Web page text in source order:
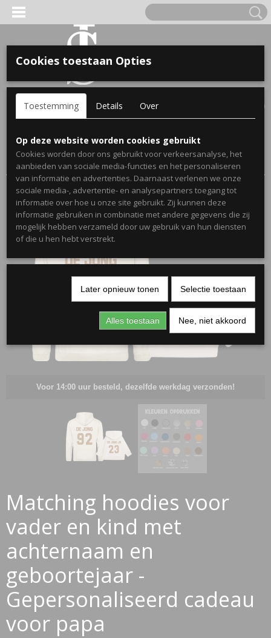
Inloggen Registreren
(0)
Home >Webshop>Cadeau's voor papa> Matching hoodies
voor vader en kind met achternaam en geboortejaar -
Gepersonaliseerd cadeau voor papa
Voor 14:00 uur besteld, dezelfde werkdag verzonden!
Matching hoodies voor
vader en kind met
achternaam en
geboortejaar -
Gepersonaliseerd cadeau
voor papa
VOOR KINDEREN
OPA & OMA.
NAAM EN GEBOORTEJAAR
Cookies toestaan Opties
Toestemming Details Over
Op deze website worden cookies gebruikt
Cookies worden door ons gebruikt voor verkeersanalyse, het
aanbieden van sociale media-functies en het personaliseren
van informatie en advertenties. Daarnaast verlenen we onze
sociale media-, advertentie- en analysepartners toegang tot
informatie over hoe u onze site gebruikt. Zij kunnen deze
informatie gebruiken in combinatie met andere gegevens die zij
mogelijk hebben verzameld door uw gebruik van hun diensten
of die u hen hebt verstrekt.
Later opnieuw tonen Selectie toestaan
Alles toestaan Nee, niet akkoord